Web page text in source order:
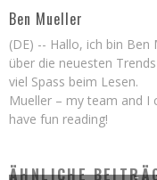
Ben Mueller
(DE) -- Hallo, ich bin
über die neuesten
viel Spass beim
Mueller – my team and I
have fun
ÄHNLICHE